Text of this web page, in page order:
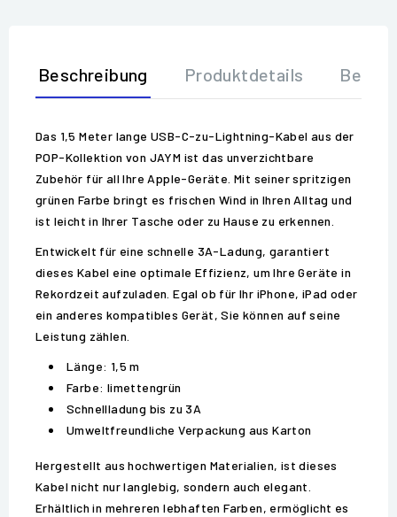
Beschreibung Produktdetails
Das 1,5 Meter lange USB-C-zu-Lightning-Kabel aus der
POP-Kollektion von JAYM ist das unverzichtbare
Zubehör für all Ihre Apple-Geräte. Mit seiner spritzigen
grünen Farbe bringt es frischen Wind in Ihren Alltag und
ist leicht in Ihrer Tasche oder zu Hause zu erkennen.
Entwickelt für eine schnelle 3A-Ladung, garantiert
dieses Kabel eine optimale Effizienz, um Ihre Geräte in
Rekordzeit aufzuladen. Egal ob für Ihr iPhone, iPad oder
ein anderes kompatibles Gerät, Sie können auf seine
Leistung zählen.
Länge: 1,5 m
Farbe: limettengrün
Schnellladung bis zu 3A
Umweltfreundliche Verpackung aus Karton
Hergestellt aus hochwertigen Materialien, ist dieses
Kabel nicht nur langlebig, sondern auch elegant.
Erhältlich in mehreren lebhaften Farben, ermöglicht es